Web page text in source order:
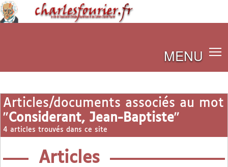
MENU
Articles/documents associés au mot
"Considerant, Jean-Baptiste"
4 articles trouvés dans ce site
Articles